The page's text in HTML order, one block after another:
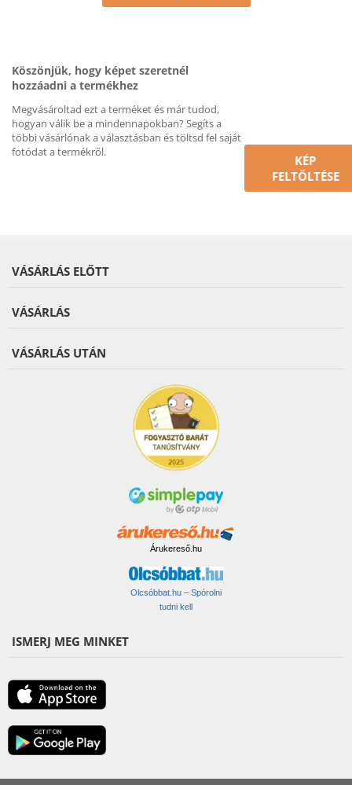
Köszönjük, hogy képet szeretnél
hozzáadni a termékhez
Megvásároltad ezt a terméket és már tudod,
hogyan válik be a mindennapokban? Segíts a
többi vásárlónak a választásban és töltsd fel saját
fotódat a termékről.
KÉP
FELTÖLTÉSE
VÁSÁRLÁS ELŐTT
VÁSÁRLÁS
VÁSÁRLÁS UTÁN
Árukereső.hu
Olcsóbbat.hu – Spórolni
tudni kell
ISMERJ MEG MINKET